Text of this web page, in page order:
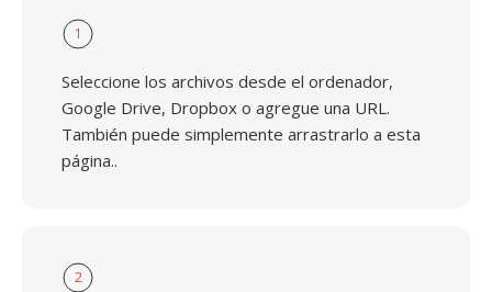
1
Seleccione los archivos desde el ordenador,
Google Drive, Dropbox o agregue una URL.
También puede simplemente arrastrarlo a esta
página..
2